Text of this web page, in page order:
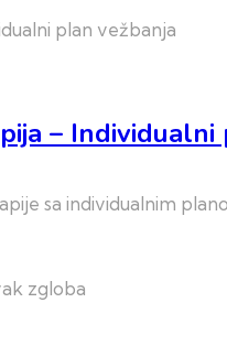
– Individualni
sa individualnim